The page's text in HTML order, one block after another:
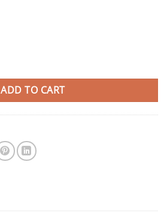
ADD TO CART